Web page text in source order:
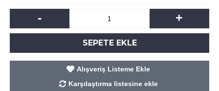
- +
SEPETE EKLE
Alışveriş Listeme Ekle
Karşılaştırma listesine ekle